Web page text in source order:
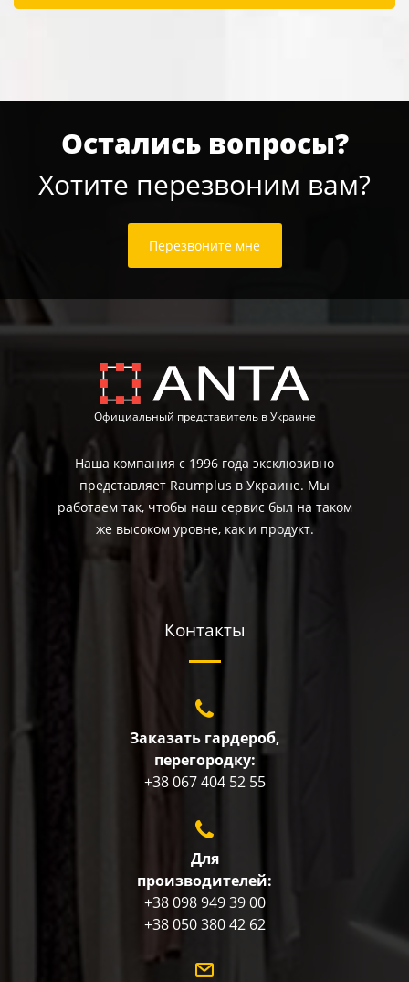
Остались вопросы?
Хотите перезвоним вам?
Перезвоните мне
Официальный представитель в Украине
Наша компания с 1996 года эксклюзивно
представляет Raumplus в Украине. Мы
работаем так, чтобы наш сервис был на таком
же высоком уровне, как и продукт.
Контакты
Заказать гардероб,
перегородку:
+38 067 404 52 55
Для
производителей:
+38 098 949 39 00
+38 050 380 42 62